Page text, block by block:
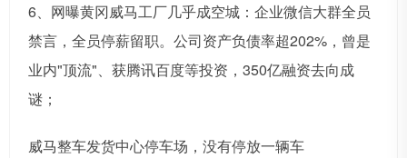
6、网曝黄冈威马工厂几乎成空城：企业微信大群全员
禁言，全员停薪留职。公司资产负债率超202%，曾是
业内"顶流"、获腾讯百度等投资，350亿融资去向成
谜；
威马整车发货中心停车场，没有停放一辆车